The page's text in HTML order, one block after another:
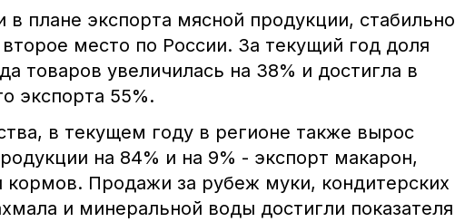
в плане экспорта мясной продукции, стабильно
второе место по России. За текущий год доля
товаров увеличилась на 38% и достигла в
экспорта 55%.
в текущем году в регионе также вырос
на 84% и на 9% - экспорт макарон,
Продажи за рубеж муки, кондитерских
и минеральной воды достигли показателя